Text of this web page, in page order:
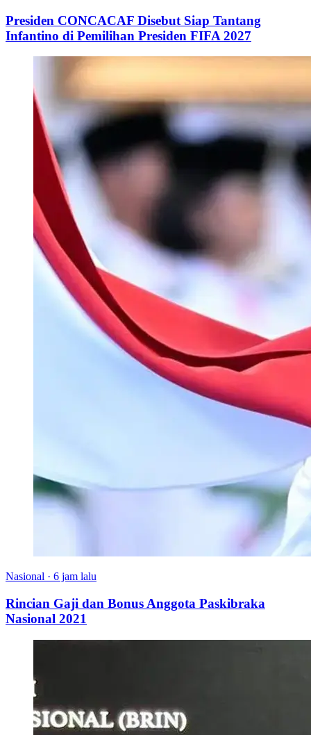
Presiden CONCACAF Disebut Siap Tantang
Infantino di Pemilihan Presiden FIFA 2027
Nasional · 6 jam lalu
Rincian Gaji dan Bonus Anggota Paskibraka
Nasional 2021